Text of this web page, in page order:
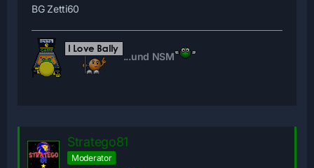
BG Zetti60
...und NSM
Stratego81
Moderator